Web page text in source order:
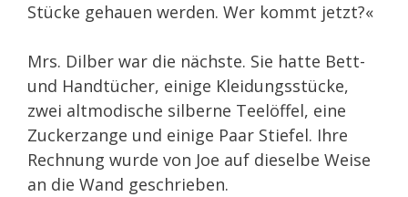
Stücke gehauen werden. Wer kommt jetzt?«
Mrs. Dilber war die nächste. Sie hatte Bett-
und Handtücher, einige Kleidungsstücke,
zwei altmodische silberne Teelöffel, eine
Zuckerzange und einige Paar Stiefel. Ihre
Rechnung wurde von Joe auf dieselbe Weise
an die Wand geschrieben.